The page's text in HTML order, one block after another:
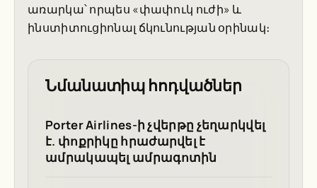
առարկա՝ որպես «փափուկ ուժի» և
ինստիտուցիոնալ ճկունության օրինակ։
Նմանատիպ հոդվածներ
Porter Airlines-ի չվերթը չեղարկվել
է. փոքրիկը հրաժարվել է
ամրակապել ամրագոտին